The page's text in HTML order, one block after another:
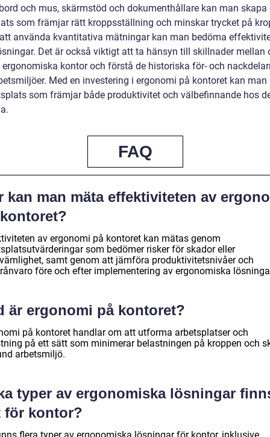
och mus, skärmstöd och dokumenthållare kan man skapa
som främjar rätt kroppsställning och minskar trycket på
använda kvantitativa mätningar kan man bedöma
Det är också viktigt att ta hänsyn till skillnader mellan
ergonomiska kontor och förstå de historiska för- och
Med en investering i ergonomi på kontoret kan man
som främjar både produktivitet och välbefinnande hos
FAQ
kan man mäta effektiviteten av
av ergonomi på kontoret kan mätas genom
som bedömer risker för skador eller
samt genom att jämföra produktivitetsnivåer och
före och efter implementering av ergonomiska
är ergonomi på kontoret?
på kontoret handlar om att utforma arbetsplatser och
på ett sätt som minimerar belastningen på kroppen och
arbetsmiljö.
typer av ergonomiska lösningar
för kontor?